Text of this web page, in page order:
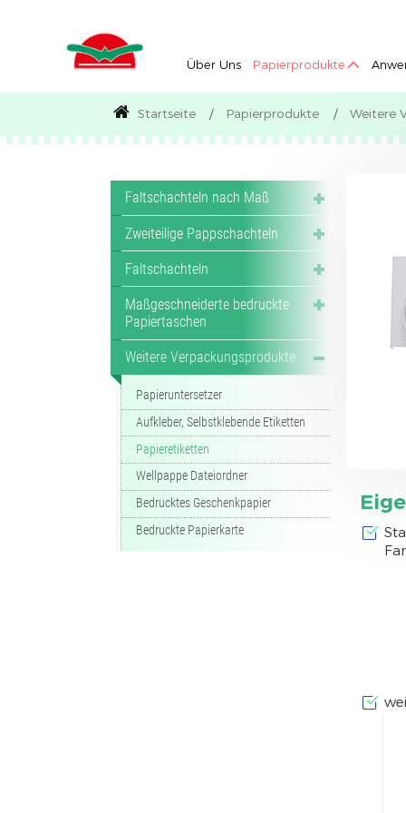
Über Uns Papierprodukte
Startseite Papierprodukte Weitere
Faltschachteln nach Maß
Zweiteilige Pappschachteln
Faltschachteln
Maßgeschneiderte bedruckte
Papiertaschen
Weitere Verpackungsprodukte
Papieruntersetzer
Aufkleber, Selbstklebende Etiketten
Papieretiketten
Wellpappe Dateiordner
Bedrucktes Geschenkpapier
Bedruckte Papierkarte